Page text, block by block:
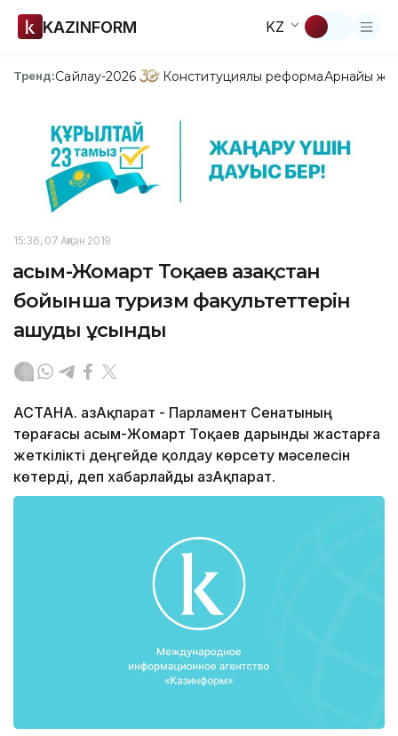
KAZINFORM KZ
Тренд:Сайлау-2026 Конституциялық реформаАрнайы
15:36, 07 Ақпан 2019
Қасым-Жомарт Тоқаев Қазақстан
бойынша туризм факультеттерін
ашуды ұсынды
АСТАНА. ҚазАқпарат - Парламент Сенатының
төрағасы Қасым-Жомарт Тоқаев дарынды жастарға
жеткілікті деңгейде қолдау көрсету мәселесін
көтерді, деп хабарлайды ҚазАқпарат.